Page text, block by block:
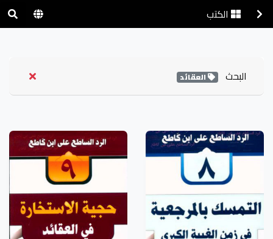
الكتب
البحث العقائد